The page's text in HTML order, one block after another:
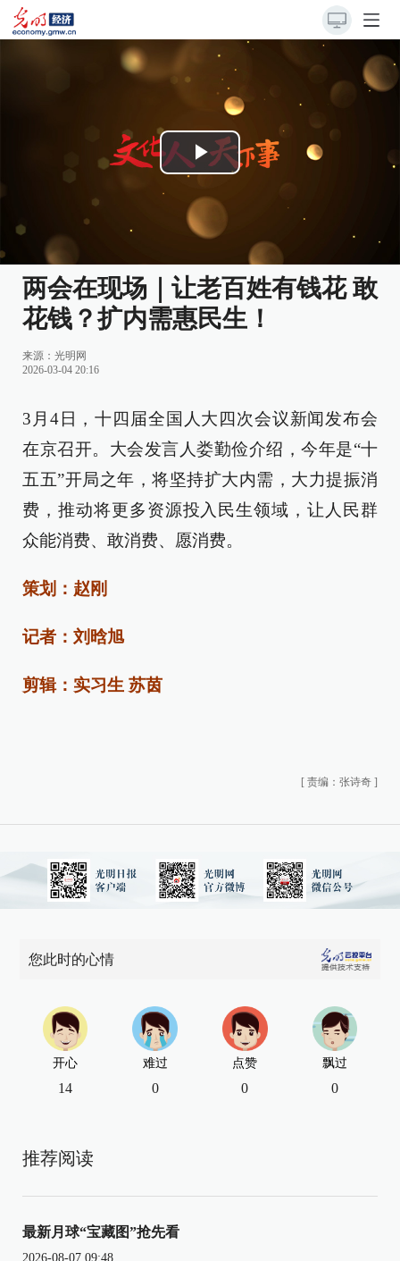
Play
Video
两会在现场｜让老百姓有钱花 敢
花钱？扩内需惠民生！
来源： 光明网
2026-03-04 20:16
3月4日，十四届全国人大四次会议新闻发布会
在京召开。大会发言人娄勤俭介绍，今年是“十
五五”开局之年，将坚持扩大内需，大力提振消
费，推动将更多资源投入民生领域，让人民群
众能消费、敢消费、愿消费。
策划：赵刚
记者：刘晗旭
剪辑：实习生 苏茵
[ 责编：张诗奇 ]
您此时的心情
开心
14
难过
0
点赞
0
飘过
0
推荐阅读
最新月球“宝藏图”抢先看
2026-08-07 09:48